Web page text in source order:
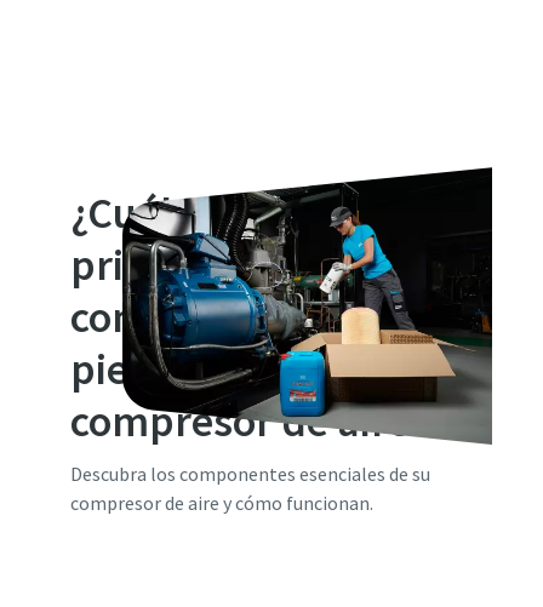
¿Cuáles son los
principales
componentes y
piezas de un
compresor de aire?
Descubra los componentes esenciales de su
compresor de aire y cómo funcionan.